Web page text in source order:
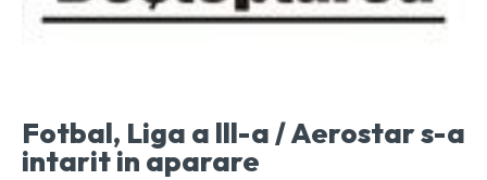
Fotbal, Liga a lll-a / Aerostar s-a
intarit in aparare